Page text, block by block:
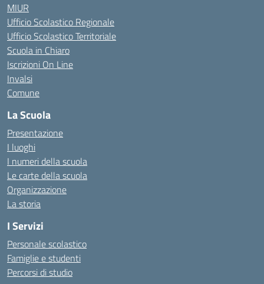
MIUR
Ufficio Scolastico Regionale
Ufficio Scolastico Territoriale
Scuola in Chiaro
Iscrizioni On Line
Invalsi
Comune
La Scuola
Presentazione
I luoghi
I numeri della scuola
Le carte della scuola
Organizzazione
La storia
I Servizi
Personale scolastico
Famiglie e studenti
Percorsi di studio